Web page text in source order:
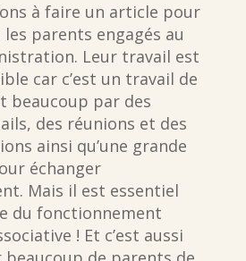
à faire un article pour
parents engagés au
Leur travail est
car c’est un travail de
beaucoup par des
des réunions et des
ainsi qu’une grande
échanger
Mais il est essentiel
du fonctionnement
! Et c’est aussi